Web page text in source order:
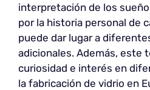
interpretación de los
por la historia personal de
puede dar lugar a
adicionales. Además, este
curiosidad e interés en
la fabricación de vidrio en